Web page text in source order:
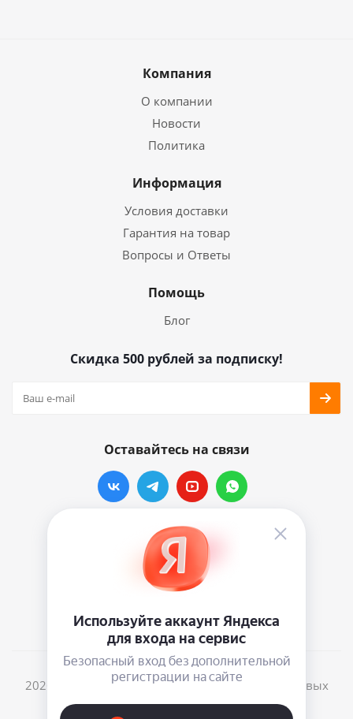
Компания
О компании
Новости
Политика
Информация
Условия доставки
Гарантия на товар
Вопросы и Ответы
Помощь
Блог
Скидка 500 рублей за подписку!
Оставайтесь на связи
Наши контакты
info@vinylmarkt.ru
2026 © Винилмаркт - интернет-магазин виниловых
пластинок